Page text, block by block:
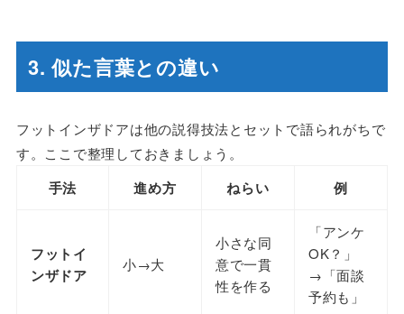
3. 似た言葉との違い
フットインザドアは他の説得技法とセットで語られがちで
す。ここで整理しておきましょう。
手法 進め方 ねらい 例
フットイ
ンザドア
小→大
小さな同
意で一貫
性を作る
「アンケ
OK？」
→「面談
予約も」